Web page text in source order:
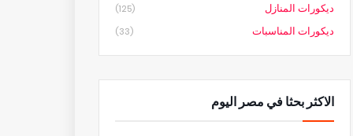
ديكورات المنازل (125)
ديكورات المناسبات (33)
الاكثر بحثا في مصر اليوم